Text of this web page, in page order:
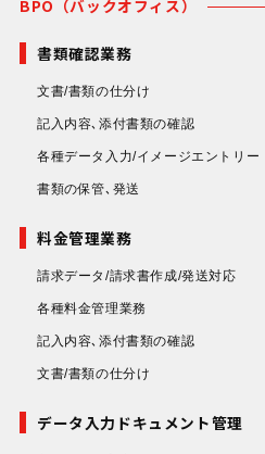
BPO（バックオフィス）
書類確認業務
文書/書類の仕分け
記入内容､添付書類の確認
各種データ入力/イメージエントリー
書類の保管､発送
料金管理業務
請求データ/請求書作成/発送対応
各種料金管理業務
記入内容､添付書類の確認
文書/書類の仕分け
データ入力ドキュメント管理